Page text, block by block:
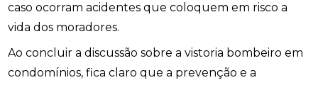
caso ocorram acidentes que coloquem em risco a
vida dos moradores.
Ao concluir a discussão sobre a vistoria bombeiro em
condomínios, fica claro que a prevenção e a